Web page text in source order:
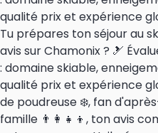
qualité prix et expérience
Tu prépares ton séjour au
avis sur Chamonix ? 🎿
: domaine skiable,
qualité prix et expérience
de poudreuse ❄️, fan
famille 👨‍👩‍👧‍👦, ton avis